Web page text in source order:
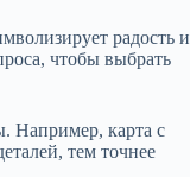
радость и
чтобы выбрать
Например, карта с
тем точнее